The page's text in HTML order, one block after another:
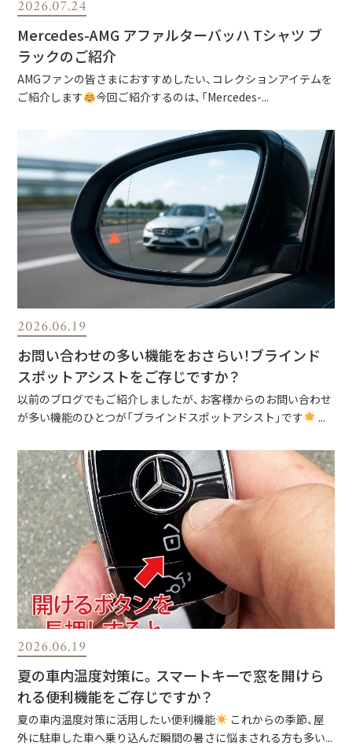
2026.07.24
Mercedes-AMG アファルターバッハ Tシャツ ブ
ラックのご紹介
AMGファンの皆さまにおすすめしたい、コレクションアイテムを
ご紹介します
今回ご紹介するのは、「Mercedes-...
2026.06.19
お問い合わせの多い機能をおさらい！ブラインド
スポットアシストをご存じですか？
以前のブログでもご紹介しましたが、お客様からのお問い合わせ
が多い機能のひとつが「ブラインドスポットアシスト」です
...
2026.06.19
夏の車内温度対策に。スマートキーで窓を開けら
れる便利機能をご存じですか？
夏の車内温度対策に活用したい便利機能
これからの季節、屋
外に駐車した車へ乗り込んだ瞬間の暑さに悩まされる方も多い...